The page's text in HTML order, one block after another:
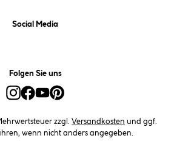
Social Media
Folgen Sie uns
zzgl. Versandkosten und ggf.
wenn nicht anders angegeben.